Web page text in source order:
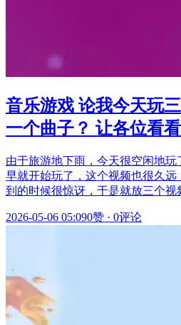
音乐游戏 论我今天玩
一个曲子？ 让各位看
由于旅游地下雨，今天很空闲地
早就开始玩了，这个视频也很久
到的时候很惊讶，于是就放三个
2026-05-06 05:090赞 · 0评论